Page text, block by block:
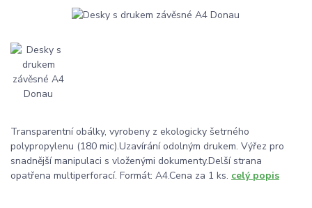
Transparentní obálky, vyrobeny z ekologicky šetrného
polypropylenu (180 mic).Uzavírání odolným drukem. Výřez pro
snadnější manipulaci s vloženými dokumenty.Delší strana
opatřena multiperforací. Formát: A4.Cena za 1 ks. celý popis